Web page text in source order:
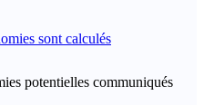
sont calculés
potentielles communiqués